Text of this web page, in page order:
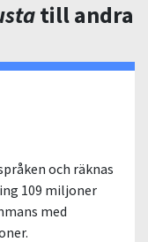
till andra
och räknas
109 miljoner
med